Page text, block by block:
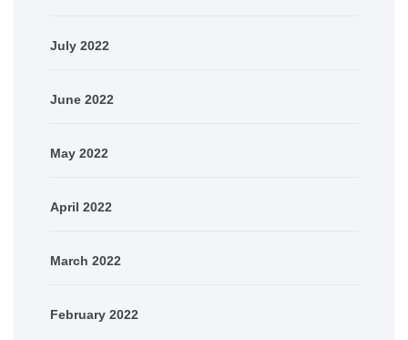
July 2022
June 2022
May 2022
April 2022
March 2022
February 2022